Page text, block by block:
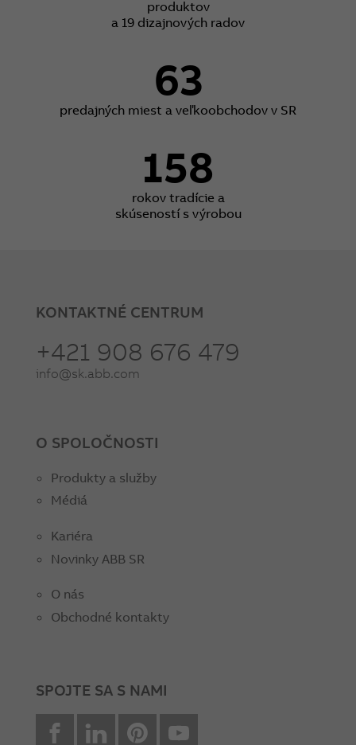
produktov
a 19 dizajnových radov
63
predajných miest a veľkoobchodov v SR
158
rokov tradície a
skúseností s výrobou
KONTAKTNÉ CENTRUM
+421 908 676 479
info@sk.abb.com
O SPOLOČNOSTI
Produkty a služby
Médiá
Kariéra
Novinky ABB SR
O nás
Obchodné kontakty
SPOJTE SA S NAMI
facebookLinkedin Pinterest